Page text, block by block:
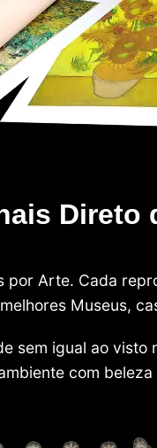
Direto
Arte. Cada
Museus,
sem igual ao
com beleza